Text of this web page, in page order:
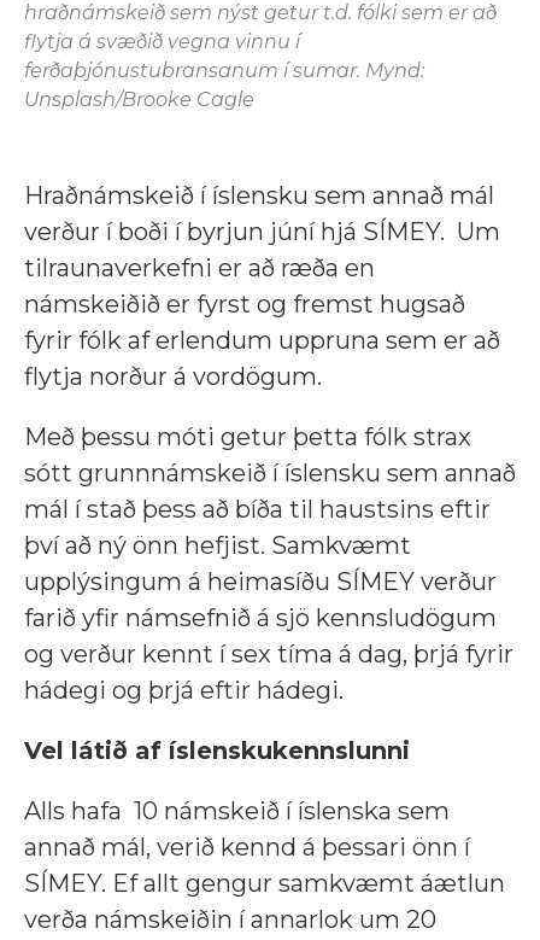
hraðnámskeið sem nýst getur t.d. fólki sem er að
flytja á svæðið vegna vinnu í
ferðaþjónustubransanum í sumar. Mynd:
Unsplash/Brooke Cagle
Hraðnámskeið í íslensku sem annað mál
verður í boði í byrjun júní hjá SÍMEY. Um
tilraunaverkefni er að ræða en
námskeiðið er fyrst og fremst hugsað
fyrir fólk af erlendum uppruna sem er að
flytja norður á vordögum.
Með þessu móti getur þetta fólk strax
sótt grunnnámskeið í íslensku sem annað
mál í stað þess að bíða til haustsins eftir
því að ný önn hefjist. Samkvæmt
upplýsingum á heimasíðu SÍMEY verður
farið yfir námsefnið á sjö kennsludögum
og verður kennt í sex tíma á dag, þrjá fyrir
hádegi og þrjá eftir hádegi.
Vel látið af íslenskukennslunni
Alls hafa 10 námskeið í íslenska sem
annað mál, verið kennd á þessari önn í
SÍMEY. Ef allt gengur samkvæmt áætlun
verða námskeiðin í annarlok um 20